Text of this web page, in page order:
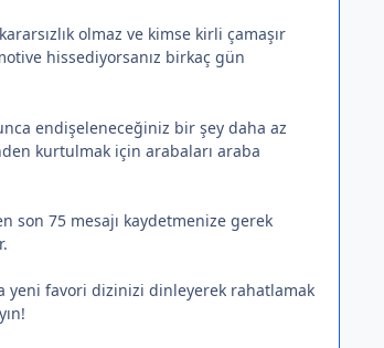
olmaz ve kimse kirli çamaşır
hissediyorsanız birkaç gün
endişeleneceğiniz bir şey daha az
kurtulmak için arabaları araba
son 75 mesajı kaydetmenize gerek
yeni favori dizinizi dinleyerek rahatlamak